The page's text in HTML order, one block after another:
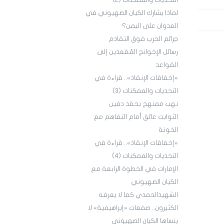
لماذا يشارك الكيان الصهيوني في
العدوان على اليمن؟
جرائم الحرب فوق التقادم
رسائل الإخوانج المُقعدين إلى
القواعد
«إخفاقات الإنقاذ».. قراءة في
التحديات والممكنات (3)
نهب ممنهج بحقد دفين
الثوابت عائق أمام التفاهم مع
الخونة
«إخفاقات الإنقاذ».. قراءة في
التحديات والممكنات (4)
الإمارات في الخطوة الرابعة مع
الكيان الصهيوني
الشهيدالحمدي كما لا يعرفه
الكثيرون.. صفعات «إبراهيمية» لا
ينساها الكيان الصهيوني